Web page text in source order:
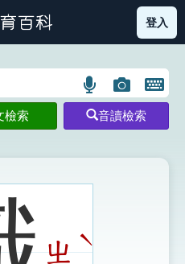
圖示 部首索引表圖示
登入
語
言
搜
示
圖
片
搜
開
鍵
圖
檢索 音讀檢索
ㄓ ˋ